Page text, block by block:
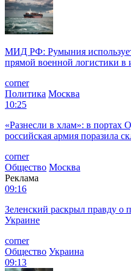
МИД РФ: Румыния
прямой военной логистики в
corner
Политика Москва
10:25
«Разнесли в хлам»: в портах
российская армия поразила
corner
Общество Москва
Реклама
09:16
Зеленский раскрыл правду о
Украине
corner
Общество Украина
09:13